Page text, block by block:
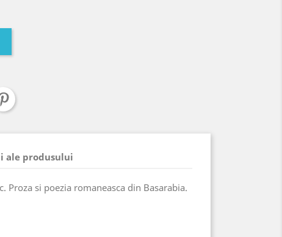
ale produsului
Proza si poezia romaneasca din Basarabia.